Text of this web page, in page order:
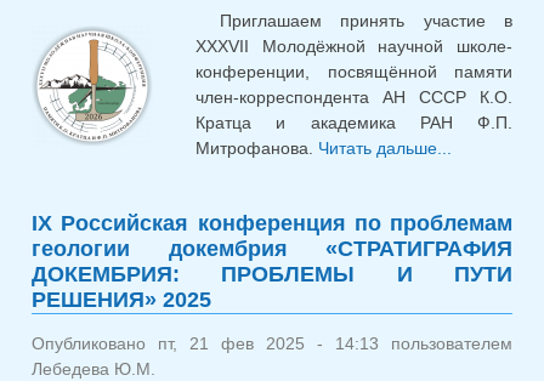
Приглашаем принять участие в
XXXVII Молодёжной научной школе-
конференции, посвящённой памяти
член-корреспондента АН СССР К.О.
Кратца и академика РАН Ф.П.
Митрофанова. Читать дальше...
памяти
Кратца
IХ Российская конференция по проблемам
геологии докембрия «СТРАТИГРАФИЯ
ДОКЕМБРИЯ: ПРОБЛЕМЫ И ПУТИ
РЕШЕНИЯ» 2025
Опубликовано пт, 21 фев 2025 - 14:13 пользователем
Лебедева Ю.М.